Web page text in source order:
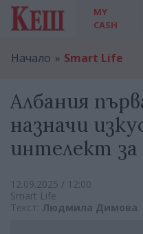
MY
CASH
Начало Smart Life
Албания
назначи
интелект
12.09.2025 / 12:00
Smart Life
Текст: Людмила Димова